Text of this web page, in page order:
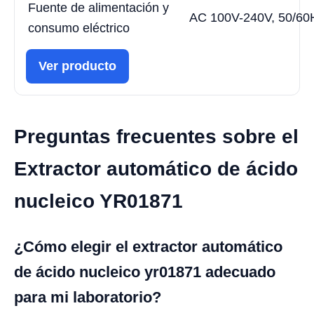
Fuente de alimentación y
consumo eléctrico
AC 100V-240V, 50/
Ver producto
Preguntas frecuentes sobre el
Extractor automático de ácido
nucleico YR01871
¿Cómo elegir el extractor automático
de ácido nucleico yr01871 adecuado
para mi laboratorio?